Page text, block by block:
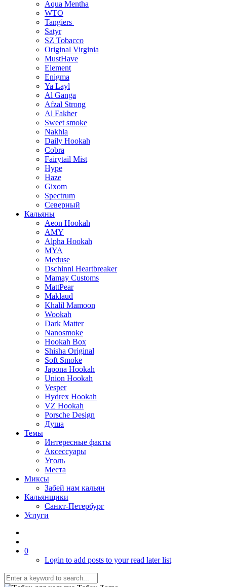
Aqua Mentha
WTO
Tangiers
Satyr
SZ Tobacco
Original Virginia
MustHave
Element
Enigma
Ya Layl
Al Ganga
Afzal Strong
Al Fakher
Sweet smoke
Nakhla
Daily Hookah
Cobra
Fairytail Mist
Hype
Haze
Gixom
Spectrum
Северный
Кальяны
Aeon Hookah
AMY
Alpha Hookah
MYA
Meduse
Dschinni Heartbreaker
Mamay Customs
MattPear
Maklaud
Khalil Mamoon
Wookah
Dark Matter
Nanosmoke
Hookah Box
Shisha Original
Soft Smoke
Japona Hookah
Union Hookah
Vesper
Hydrex Hookah
VZ Hookah
Porsche Design
Душа
Темы
Интересные факты
Аксессуары
Уголь
Места
Миксы
Забей нам кальян
Кальянщики
Санкт-Петербург
Услуги
0
Login to add posts to your read later list